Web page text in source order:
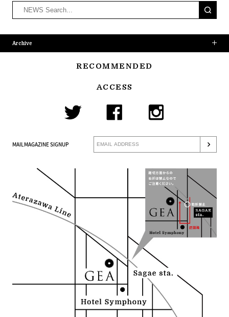
Archive
RECOMMENDED
ACCESS
MAILMAGAZINE SIGNUP